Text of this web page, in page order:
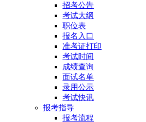
招考公告
考试大纲
职位表
报名入口
准考证打印
考试时间
成绩查询
面试名单
录用公示
考试快讯
报考指导
报考流程